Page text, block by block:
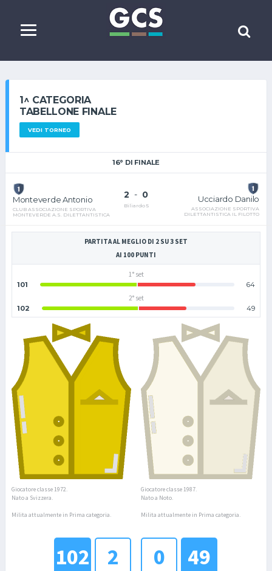
1^ CATEGORIA
TABELLONE FINALE
VEDI TORNEO
16° DI FINALE
Monteverde Antonio
CLUB ASSOCIAZIONE SPORTIVA
MONTEVERDE A.S. DILETTANTISTICA
2 - 0
Biliardo 5
Ucciardo Danilo
ASSOCIAZIONE SPORTIVA
DILETTANTISTICA IL FILOTTO
PARTITA AL MEGLIO DI 2 SU 3 SET
AI 100 PUNTI
1° set
101
64
2° set
102
49
Giocatore classe 1972.
Nato a Svizzera.
Milita attualmente in Prima categoria.
Giocatore classe 1987.
Nato a Noto.
Milita attualmente in Prima categoria.
2
102 0 49